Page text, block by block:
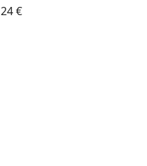
24€